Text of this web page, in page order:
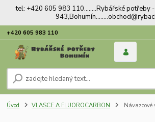
tel: +420 605 983 110........Rybářské potřeby
+420 605 983 110
Úvod VLASCE A FLUOROCARBON Návazcové